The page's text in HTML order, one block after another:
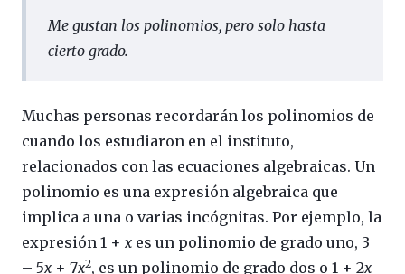
Me gustan los polinomios, pero solo hasta
cierto grado.
Muchas personas recordarán los polinomios de
cuando los estudiaron en el instituto,
relacionados con las ecuaciones algebraicas. Un
polinomio es una expresión algebraica que
implica a una o varias incógnitas. Por ejemplo, la
expresión 1 + x es un polinomio de grado uno, 3
– 5x + 7x2, es un polinomio de grado dos o 1 + 2x